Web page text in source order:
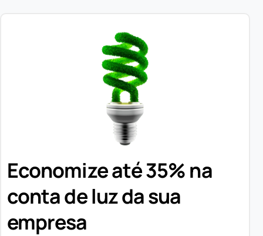
Economize até 35% na
conta de luz da sua
empresa